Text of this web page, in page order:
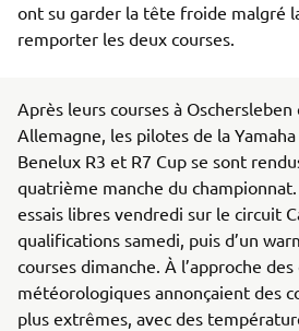
ont su garder la tête froide malgré
remporter les deux courses.
Après leurs courses à
Allemagne, les pilotes de la Yamaha
Benelux R3 et R7 Cup se sont
quatrième manche du
essais libres vendredi sur le circuit
qualifications samedi, puis d’un
courses dimanche. À l’approche
météorologiques annonçaient des
plus extrêmes, avec des